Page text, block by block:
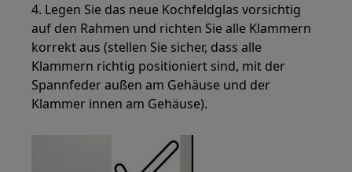
4. Legen Sie das neue Kochfeldglas vorsichtig
auf den Rahmen und richten Sie alle Klammern
korrekt aus (stellen Sie sicher, dass alle
Klammern richtig positioniert sind, mit der
Spannfeder außen am Gehäuse und der
Klammer innen am Gehäuse).